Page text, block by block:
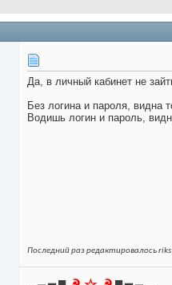
Да, в личный кабинет не
Без логина и пароля, видна
Водишь логин и пароль,
Последний раз редактировалось